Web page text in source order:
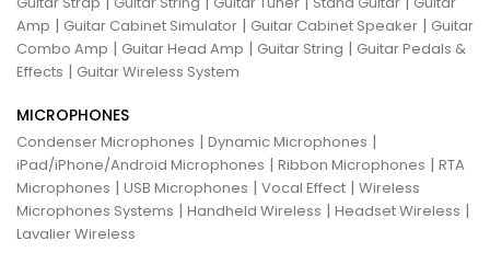
Amp | Guitar Cabinet Simulator | Guitar Cabinet Speaker | Guitar
Combo Amp | Guitar Head Amp | Guitar String | Guitar Pedals &
Effects | Guitar Wireless System
MICROPHONES
Condenser Microphones | Dynamic Microphones |
iPad/iPhone/Android Microphones | Ribbon Microphones | RTA
Microphones | USB Microphones | Vocal Effect | Wireless
Microphones Systems | Handheld Wireless | Headset Wireless |
Lavalier Wireless